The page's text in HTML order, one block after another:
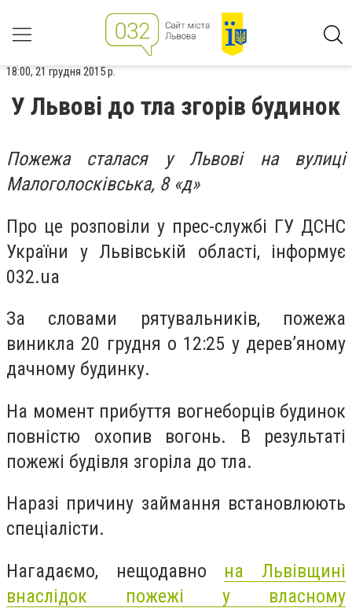
18:00, 21 грудня 2015 р.
У Львові до тла згорів будинок
Пожежа сталася у Львові на вулиці
Малоголосківська, 8 «д»
Про це розповіли у прес-службі ГУ ДСНС
України у Львівській області, інформує
032.ua
За словами рятувальників, пожежа
виникла 20 грудня о 12:25 у дерев’яному
дачному будинку.
На момент прибуття вогнеборців будинок
повністю охопив вогонь. В результаті
пожежі будівля згоріла до тла.
Наразі причину займання встановлюють
спеціалісти.
Нагадаємо, нещодавно на Львівщині
внаслідок пожежі у власному